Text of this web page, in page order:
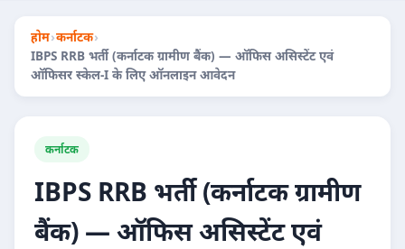
होम›कर्नाटक›
IBPS RRB भर्ती (कर्नाटक ग्रामीण बैंक) — ऑफिस असिस्टेंट एवं
ऑफिसर स्केल-I के लिए ऑनलाइन आवेदन
कर्नाटक
IBPS RRB भर्ती (कर्नाटक ग्रामीण
बैंक) — ऑफिस असिस्टेंट एवं